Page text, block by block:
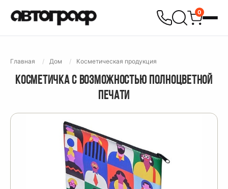
0
Главная Дом Косметическая продукция
КОСМЕТИЧКА С ВОЗМОЖНОСТЬЮ ПОЛНОЦВЕТНОЙ
ПЕЧАТИ